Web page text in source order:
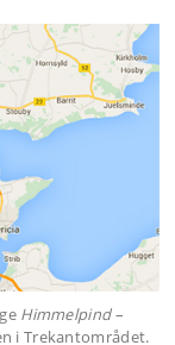
Himmelpind–
i Trekantområdet.